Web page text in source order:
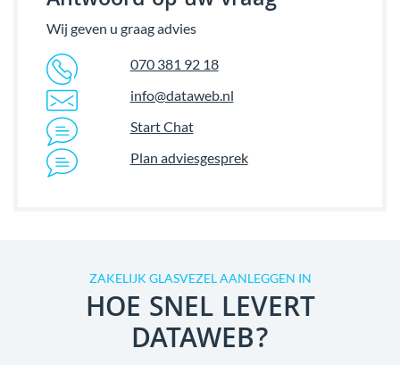
Wij geven u graag advies
070 381 92 18
info@dataweb.nl
Start Chat
Plan adviesgesprek
ZAKELIJK GLASVEZEL AANLEGGEN IN
HOE SNEL LEVERT
DATAWEB?